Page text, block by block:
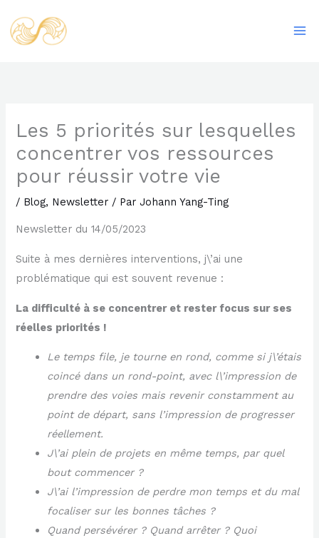
au
contenu
Les 5 priorités sur lesquelles
concentrer vos ressources
pour réussir votre vie
/ Blog, Newsletter / ParJohann Yang-Ting
Newsletter du 14/05/2023
Suite à mes dernières interventions, j\’ai une
problématique qui est souvent revenue :
La difficulté à se concentrer et rester focus sur ses
réelles priorités !
Le temps file, je tourne en rond, comme si j\’étais
coincé dans un rond-point, avec l\’impression de
prendre des voies mais revenir constamment au
point de départ, sans l’impression de progresser
réellement.
J\’ai plein de projets en même temps, par quel
bout commencer ?
J\’ai l’impression de perdre mon temps et du mal
focaliser sur les bonnes tâches ?
Quand persévérer ? Quand arrêter ? Quoi